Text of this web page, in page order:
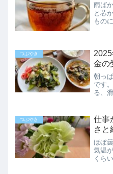
雨ば
と芯
もの
りあ
つぶやき
金の
朝っ
です
る、
しい
本給
つぶやき
仕事
さと
ほぼ
気温
くら